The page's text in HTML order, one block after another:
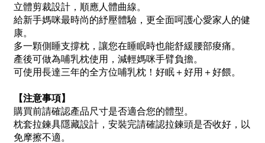
立體剪裁設計，順應人體曲線。
給新手媽咪最時尚的紓壓體驗，更全面呵護心愛家人的健
康。
多一顆側睡支撐枕，讓您在睡眠時也能舒緩腰部痠痛。
產後可做為哺乳枕使用，減輕媽咪手臂負擔。
可使用長達三年的全方位哺乳枕！好眠＋好用＋好餵。
【注意事項】
購買前請確認產品尺寸是否適合您的體型。
枕套拉鍊具隱藏設計，安裝完請確認拉鍊頭是否收好，以
免摩擦不適。